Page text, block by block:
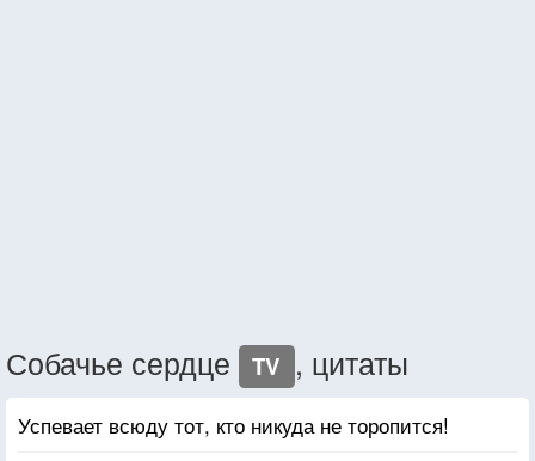
Собачье сердце TV , цитаты
Успевает всюду тот, кто никуда не торопится!